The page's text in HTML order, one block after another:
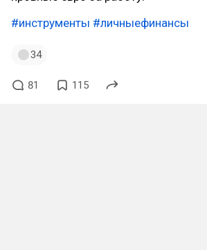
#инструменты #личныефинансы
34
81 115